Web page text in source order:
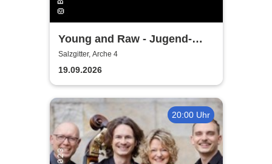
Young and Raw - Jugend-
Konzert
Salzgitter, Arche 4
19.09.2026
20:00 Uhr